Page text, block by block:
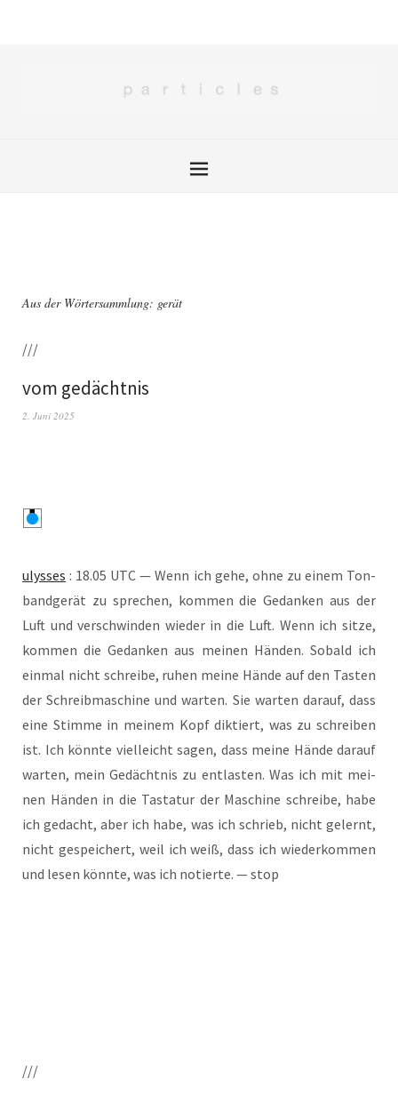
Aus der Wörtersammlung: gerät
///
vom gedächtnis
2. Juni 2025
ulys­ses : 18.05 UTC — Wenn ich gehe, ohne zu einem Ton­
band­ge­rät zu spre­chen, kom­men die Gedan­ken aus der
Luft und ver­schwin­den wie­der in die Luft. Wenn ich sit­ze,
kom­men die Gedan­ken aus mei­nen Hän­den. Sobald ich
ein­mal nicht schrei­be, ruhen mei­ne Hän­de auf den Tas­ten
der Schreib­ma­schi­ne und war­ten. Sie war­ten dar­auf, dass
eine Stim­me in mei­nem Kopf dik­tiert, was zu schrei­ben
ist. Ich könn­te viel­leicht sagen, dass mei­ne Hän­de dar­auf
war­ten, mein Gedächt­nis zu ent­las­ten. Was ich mit mei­
nen Hän­den in die Tas­ta­tur der Maschi­ne schrei­be, habe
ich gedacht, aber ich habe, was ich schrieb, nicht gelernt,
nicht gespei­chert, weil ich weiß, dass ich wie­der­kom­men
und lesen könn­te, was ich notier­te. — stop
///